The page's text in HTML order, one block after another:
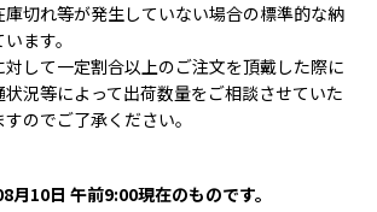
切れ等が発生していない場合の標準的な納
ます。
して一定割合以上のご注文を頂戴した際に
況等によって出荷数量をご相談させていた
のでご了承ください。
10日 午前9:00現在のものです。